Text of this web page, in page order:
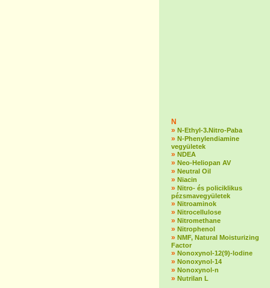
N
» N-Ethyl-3.Nitro-Paba
» N-Phenylendiamine
vegyületek
» NDEA
» Neo-Heliopan AV
» Neutral Oil
» Niacin
» Nitro- és policiklikus
pézsmavegyületek
» Nitroaminok
» Nitrocellulose
» Nitromethane
» Nitrophenol
» NMF, Natural Moisturizing
Factor
» Nonoxynol-12(9)-lodine
» Nonoxynol-14
» Nonoxynol-n
» Nutrilan L